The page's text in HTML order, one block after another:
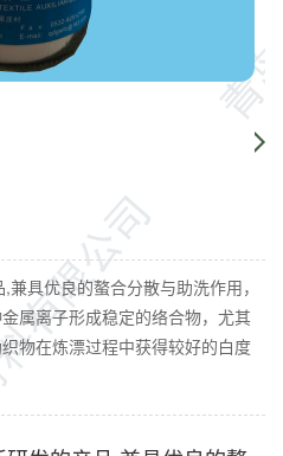
具优良的螯合分散与助洗作用，
属离子形成稳定的络合物，尤其
物在炼漂过程中获得较好的白度